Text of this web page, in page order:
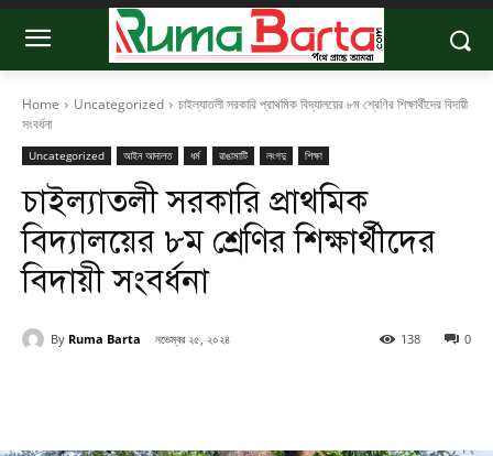
Home Uncategorized
চাইল্যাতলী সরকারি প্রাথমিক বিদ্যালয়ের ৮ম শ্রেণির শিক্ষার্থীদের বিদায়ী
সংবর্ধনা
Uncategorized আইন আদালত ধর্ম রাঙামাটি লংগদু শিক্ষা
চাইল্যাতলী সরকারি প্রাথমিক
বিদ্যালয়ের ৮ম শ্রেণির শিক্ষার্থীদের
বিদায়ী সংবর্ধনা
By Ruma Barta নভেম্বর ২৫, ২০২৪ 0
138